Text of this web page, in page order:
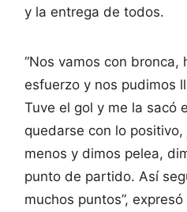
y la entrega de todos.
“Nos vamos con bronca,
esfuerzo y nos pudimos
Tuve el gol y me la sacó
quedarse con lo
menos y dimos pelea,
punto de partido. Así
muchos puntos”,